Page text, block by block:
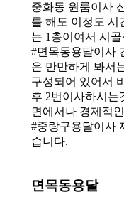
중화동 원룸이사
를 해도 이정도 시
는 1층이여서 시
#면목동용달이사
은 만만하게 봐서
구성되어 있어서
후 2번이사하시는
면에서나 경제적
#중랑구용달이사
습니다.
면목동용달